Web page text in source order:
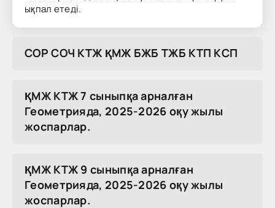
ықпал етеді.
COP COЧ KTЖ ҚMЖ БЖБ TЖБ KTП KCП
ҚМЖ КТЖ 7 сыныпқа арналған
Геометрияда, 2025-2026 оқу жылы
жоспарлар.
ҚМЖ КТЖ 9 сыныпқа арналған
Геометрияда, 2025-2026 оқу жылы
жоспарлар.